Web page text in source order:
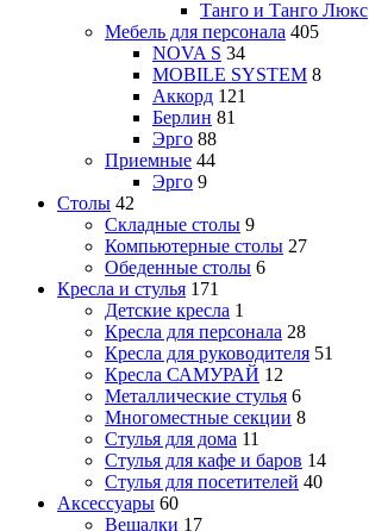
Танго и Танго Люкс
Мебель для персонала 405
NOVA S 34
MOBILE SYSTEM 8
Аккорд 121
Берлин 81
Эрго 88
Приемные 44
Эрго 9
Столы 42
Складные столы 9
Компьютерные столы 27
Обеденные столы 6
Кресла и стулья 171
Детские кресла 1
Кресла для персонала 28
Кресла для руководителя 51
Кресла САМУРАЙ 12
Металлические стулья 6
Многоместные секции 8
Стулья для дома 11
Стулья для кафе и баров 14
Стулья для посетителей 40
Аксессуары 60
Вешалки 17